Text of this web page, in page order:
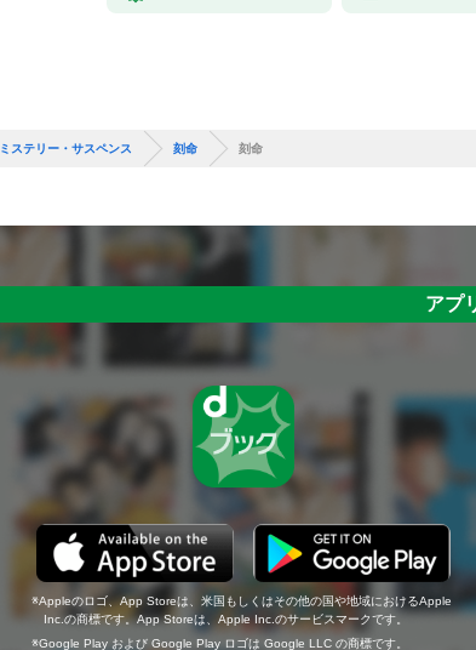
ミステリー・サスペンス 刻命 刻命
アプ
Appleのロゴ、App Storeは、米国もしくはその他の国や地域におけるApple
Inc.の商標です。App Storeは、Apple Inc.のサービスマークです。
Google Play および Google Play ロゴは Google LLC の商標です。